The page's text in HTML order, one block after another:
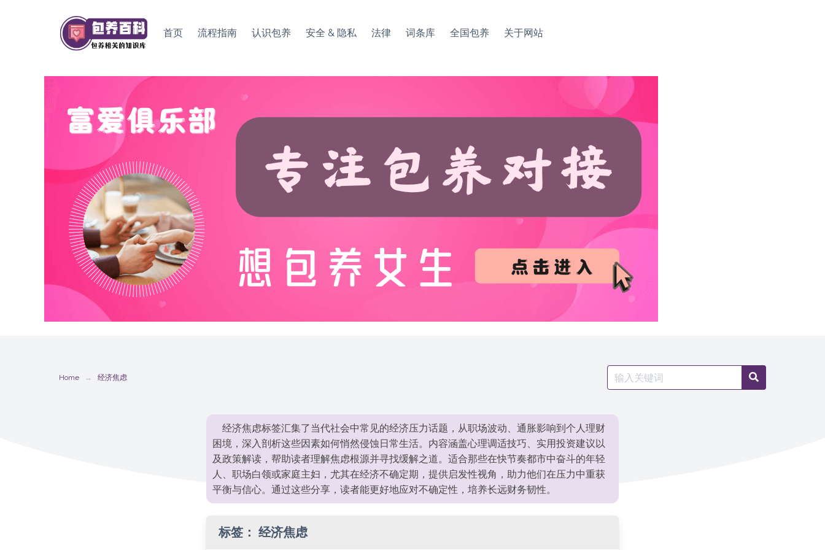
首页 流程指南 认识包养 安全 & 隐私 法律 词条库 全国包养 关于网站
Home 经济焦虑
Search
for:
Search
经济焦虑标签汇集了当代社会中常见的经济压力话题，从职场波动、通胀影响到个人理财
困境，深入剖析这些因素如何悄然侵蚀日常生活。内容涵盖心理调适技巧、实用投资建议以
及政策解读，帮助读者理解焦虑根源并寻找缓解之道。适合那些在快节奏都市中奋斗的年轻
人、职场白领或家庭主妇，尤其在经济不确定期，提供启发性视角，助力他们在压力中重获
平衡与信心。通过这些分享，读者能更好地应对不确定性，培养长远财务韧性。
标签： 经济焦虑